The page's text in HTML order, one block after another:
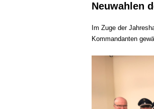
Neuwahlen
Im Zuge der
Kommandanten